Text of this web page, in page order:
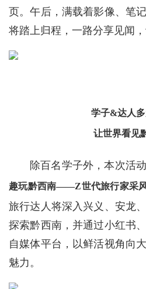
页。午后，满载着影像、笔
将踏上归程，一路分享见闻
学子&达人
让世界看见
除百名学子外，本次活
趣玩黔西南——Z世代旅行家采
旅行达人将深入兴义、安龙
探索黔西南，并通过小红书
自媒体平台，以鲜活视角向
魅力。